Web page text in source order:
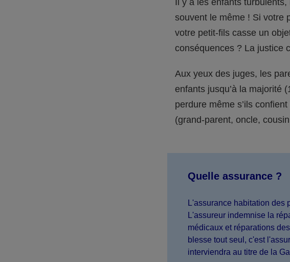
Il y a les enfants
souvent le même ! Si votre
votre petit-fils casse un
conséquences ? La justice
Aux yeux des juges, les
enfants jusqu’à la majorité
perdure même s’ils
(grand-parent, oncle,
Quelle assurance ?
L'assurance habitation des
L'assureur indemnise la
médicaux et réparations
blesse tout seul, c'est
interviendra au titre de la